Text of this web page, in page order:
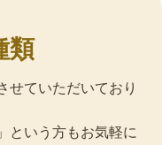
類
せていただいており
という方もお気軽に